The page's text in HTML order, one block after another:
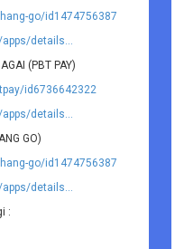
go/id1474756387
details...
(PBT PAY)
id6736642322
details...
GO)
go/id1474756387
details...
: